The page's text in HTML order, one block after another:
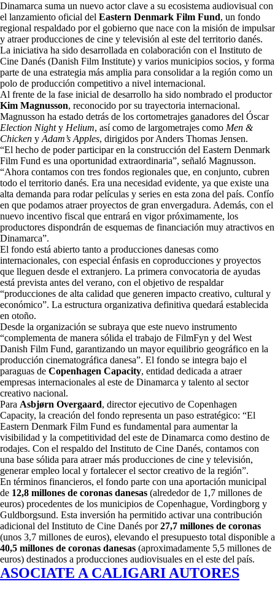
Dinamarca suma un nuevo actor clave a su ecosistema audiovisual con
el lanzamiento oficial del Eastern Denmark Film Fund, un fondo
regional respaldado por el gobierno que nace con la misión de impulsar
y atraer producciones de cine y televisión al este del territorio danés.
La iniciativa ha sido desarrollada en colaboración con el Instituto de
Cine Danés (Danish Film Institute) y varios municipios socios, y forma
parte de una estrategia más amplia para consolidar a la región como un
polo de producción competitivo a nivel internacional.
Al frente de la fase inicial de desarrollo ha sido nombrado el productor
Kim Magnusson, reconocido por su trayectoria internacional.
Magnusson ha estado detrás de los cortometrajes ganadores del Óscar
Election Nighty Helium, así como de largometrajes como Men &
Chicken y Adam’s Apples, dirigidos por Anders Thomas Jensen.
“El hecho de poder participar en la construcción del Eastern Denmark
Film Fund es una oportunidad extraordinaria”, señaló Magnusson.
“Ahora contamos con tres fondos regionales que, en conjunto, cubren
todo el territorio danés. Era una necesidad evidente, ya que existe una
alta demanda para rodar películas y series en esta zona del país. Confío
en que podamos atraer proyectos de gran envergadura. Además, con el
nuevo incentivo fiscal que entrará en vigor próximamente, los
productores dispondrán de esquemas de financiación muy atractivos en
Dinamarca”.
El fondo está abierto tanto a producciones danesas como
internacionales, con especial énfasis en coproducciones y proyectos
que lleguen desde el extranjero. La primera convocatoria de ayudas
está prevista antes del verano, con el objetivo de respaldar
“producciones de alta calidad que generen impacto creativo, cultural y
económico”. La estructura organizativa definitiva quedará establecida
en otoño.
Desde la organización se subraya que este nuevo instrumento
“complementa de manera sólida el trabajo de FilmFyn y del West
Danish Film Fund, garantizando un mayor equilibrio geográfico en la
producción cinematográfica danesa”. El fondo se integra bajo el
paraguas de Copenhagen Capacity, entidad dedicada a atraer
empresas internacionales al este de Dinamarca y talento al sector
creativo nacional.
Para Asbjørn Overgaard, director ejecutivo de Copenhagen
Capacity, la creación del fondo representa un paso estratégico: “El
Eastern Denmark Film Fund es fundamental para aumentar la
visibilidad y la competitividad del este de Dinamarca como destino de
rodajes. Con el respaldo del Instituto de Cine Danés, contamos con
una base sólida para atraer más producciones de cine y televisión,
generar empleo local y fortalecer el sector creativo de la región”.
En términos financieros, el fondo parte con una aportación municipal
de 12,8 millones de coronas danesas (alrededor de 1,7 millones de
euros) procedentes de los municipios de Copenhague, Vordingborg y
Guldborgsund. Esta inversión ha permitido activar una contribución
adicional del Instituto de Cine Danés por27,7 millones de coronas
(unos 3,7 millones de euros), elevando el presupuesto total disponible a
40,5 millones de coronas danesas (aproximadamente 5,5 millones de
euros) destinados a producciones audiovisuales en el este del país.
ASOCIATE A CALIGARI AUTORES